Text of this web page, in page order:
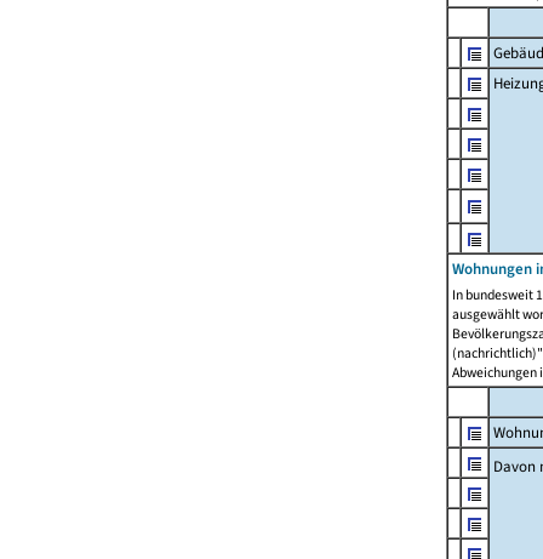
Wohnungen
In bundesweit
ausgewählt
Abweichungen
Davon